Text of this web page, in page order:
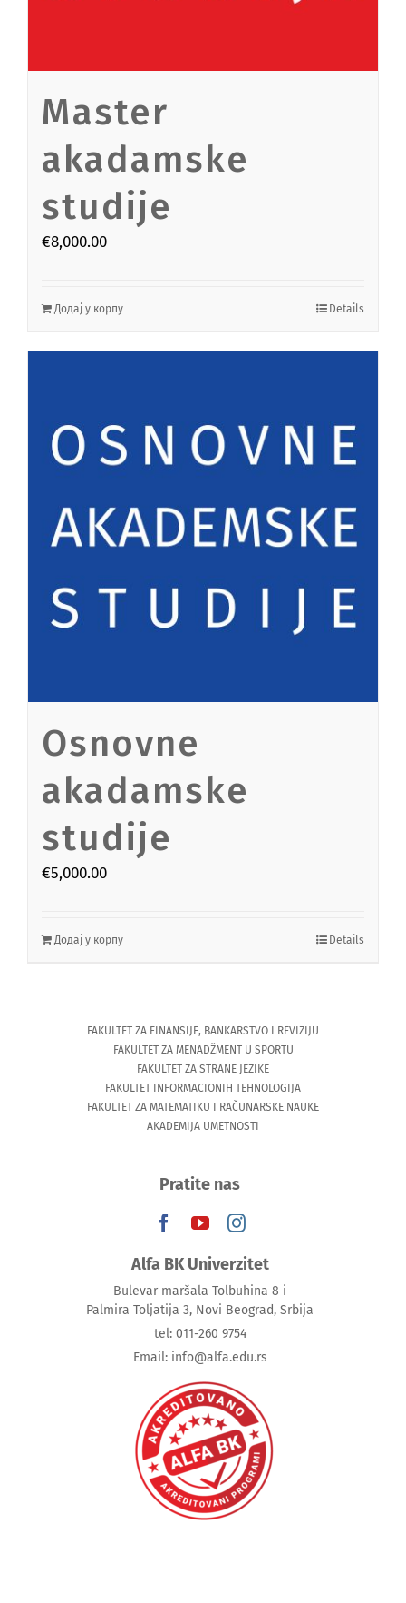
Master
akadamske
studije
€8,000.00
Додај у корпу Details
Osnovne
akadamske
studije
€5,000.00
Додај у корпу Details
FAKULTET ZA FINANSIJE, BANKARSTVO I REVIZIJU
FAKULTET ZA MENADŽMENT U SPORTU
FAKULTET ZA STRANE JEZIKE
FAKULTET INFORMACIONIH TEHNOLOGIJA
FAKULTET ZA MATEMATIKU I RAČUNARSKE NAUKE
AKADEMIJA UMETNOSTI
Pratite nas
Alfa BK Univerzitet
Bulevar maršala Tolbuhina 8 i
Palmira Toljatija 3, Novi Beograd, Srbija
tel: 011-260 9754
Email: info@alfa.edu.rs